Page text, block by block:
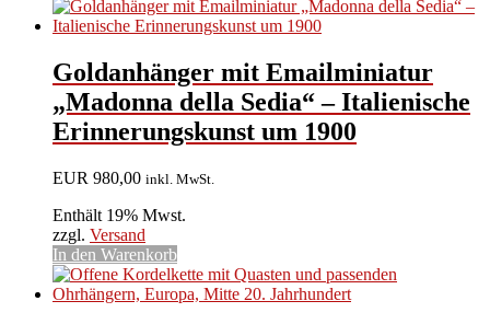
Goldanhänger mit Emailminiatur
„Madonna della Sedia“ – Italienische
Erinnerungskunst um 1900
EUR 980,00 inkl. MwSt.
Enthält 19% Mwst.
zzgl. Versand
In den Warenkorb